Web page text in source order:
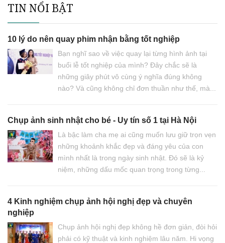
TIN NỔI BẬT
10 lý do nên quay phim nhận bằng tốt nghiệp
Bạn nghĩ sao về việc quay lại từng hình ảnh tại
buổi lễ tốt nghiệp của mình? Đây chắc sẽ là
những giây phút vô cùng ý nghĩa đúng không
nào? Và cũng không chỉ đơn thuần như thế, mà...
Chụp ảnh sinh nhật cho bé - Uy tín số 1 tại Hà Nội
Là bậc làm cha mẹ ai cũng muốn lưu giữ trọn vẹn
những khoảnh khắc đẹp và đáng yêu của con
mình nhất là trong ngày sinh nhật. Đó sẽ là kỷ
niệm, những dấu mốc quan trọng trong từng...
4 Kinh nghiệm chụp ảnh hội nghị đẹp và chuyên
nghiệp
Chụp ảnh hội nghị đẹp không hề đơn giản, đòi hỏi
phải có kỹ thuật và kinh nghiệm lâu năm. Hi vọng